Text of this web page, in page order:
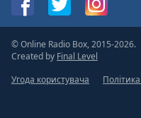
© Online Radio Box, 2015-2026.
Created by Final Level
Угода користувача